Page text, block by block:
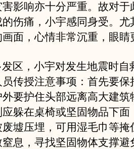
影响亦十分严重。故对于
伤痛，小宇感同身受。尤
面，心情非常沉重，眼睛
区，小宇对发生地震时自
传授注意事项：首先要保
要护住头部远离高大建筑
躲在桌椅或坚固物品下面
墟压埋，可用湿毛巾等掩
息，寻找坚固物体支撑避